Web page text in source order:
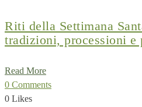
Riti della Settimana
tradizioni, processioni e
Read More
0 Comments
0 Likes